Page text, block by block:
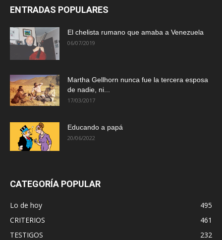
ENTRADAS POPULARES
El chelista rumano que amaba a Venezuela
06/07/2019
Martha Gellhorn nunca fue la tercera esposa
de nadie, ni...
17/03/2017
Educando a papá
20/06/2022
CATEGORÍA POPULAR
Lo de hoy
495
CRITERIOS
461
TESTIGOS
232